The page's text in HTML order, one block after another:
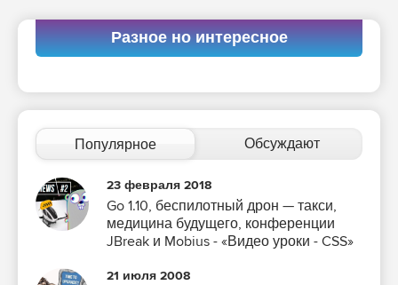
Разное но интересное
Популярное Обсуждают
23 февраля 2018
Go 1.10, беспилотный дрон — такси,
медицина будущего, конференции
JBreak и Mobius - «Видео уроки - CSS»
21 июля 2008